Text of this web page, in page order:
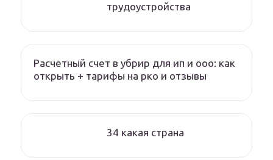
трудоустройства
Расчетный счет в убрир для ип и ооо: как
открыть + тарифы на рко и отзывы
34 какая страна